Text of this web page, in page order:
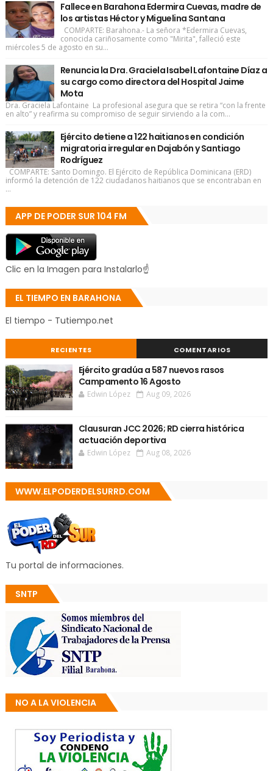
Fallece en Barahona Edermira Cuevas, madre de
los artistas Héctor y Miguelina Santana
COMPARTE: Barahona.- La señora *Edermira Cuevas,
conocida cariñosamente como "Mirita", falleció este
miércoles 5 de agosto en su...
Renuncia la Dra. Graciela Isabel Lafontaine Díaz a
su cargo como directora del Hospital Jaime
Mota
Dra. Graciela Lafontaine La profesional asegura que se retira “con la frente
en alto” y reafirma su compromiso de seguir sirviendo a la com...
Ejército detiene a 122 haitianos en condición
migratoria irregular en Dajabón y Santiago
Rodríguez
COMPARTE: Santo Domingo. El Ejército de República Dominicana (ERD)
informó la detención de 122 ciudadanos haitianos que se encontraban en
...
APP DE PODER SUR 104 FM
Clic en la Imagen para Instalarlo☝
EL TIEMPO EN BARAHONA
El tiempo - Tutiempo.net
RECIENTES COMENTARIOS
Ejército gradúa a 587 nuevos rasos
Campamento 16 Agosto
Edwin López Aug 09, 2026
Clausuran JCC 2026; RD cierra histórica
actuación deportiva
Edwin López Aug 08, 2026
WWW.ELPODERDELSURRD.COM
Tu portal de informaciones.
SNTP
NO A LA VIOLENCIA